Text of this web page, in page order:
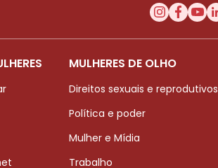
MULHERES DE OLHO
Direitos sexuais e reprodutivos
Política e poder
Mulher e Mídia
Trabalho